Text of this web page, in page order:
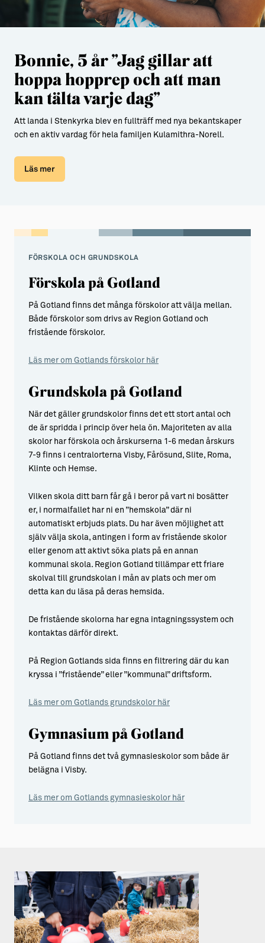
Bonnie, 5 år ”Jag gillar att
hoppa hopprep och att man
kan tälta varje dag”
Att landa i Stenkyrka blev en fullträff med nya bekantskaper
och en aktiv vardag för hela familjen Kulamithra-Norell.
Läs mer
FÖRSKOLA OCH GRUNDSKOLA
Förskola på Gotland
På Gotland finns det många förskolor att välja mellan.
Både förskolor som drivs av Region Gotland och
fristående förskolor.
Läs mer om Gotlands förskolor här
Grundskola på Gotland
När det gäller grundskolor finns det ett stort antal och
de är spridda i princip över hela ön. Majoriteten av alla
skolor har förskola och årskurserna 1-6 medan årskurs
7-9 finns i centralorterna Visby, Fårösund, Slite, Roma,
Klinte och Hemse.
Vilken skola ditt barn får gå i beror på vart ni bosätter
er, i normalfallet har ni en ”hemskola” där ni
automatiskt erbjuds plats. Du har även möjlighet att
själv välja skola, antingen i form av fristående skolor
eller genom att aktivt söka plats på en annan
kommunal skola. Region Gotland tillämpar ett friare
skolval till grundskolan i mån av plats och mer om
detta kan du läsa på deras hemsida.
De fristående skolorna har egna intagningssystem och
kontaktas därför direkt.
På Region Gotlands sida finns en filtrering där du kan
kryssa i ”fristående” eller ”kommunal” driftsform.
Läs mer om Gotlands grundskolor här
Gymnasium på Gotland
På Gotland finns det två gymnasieskolor som både är
belägna i Visby.
Läs mer om Gotlands gymnasieskolor här